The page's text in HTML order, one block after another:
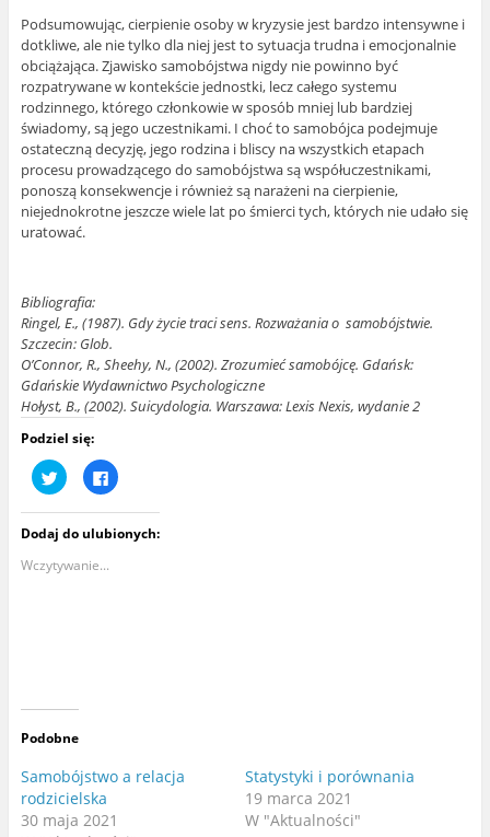
Podsumowując, cierpienie osoby w kryzysie jest bardzo intensywne i
dotkliwe, ale nie tylko dla niej jest to sytuacja trudna i emocjonalnie
obciążająca. Zjawisko samobójstwa nigdy nie powinno być
rozpatrywane w kontekście jednostki, lecz całego systemu
rodzinnego, którego członkowie w sposób mniej lub bardziej
świadomy, są jego uczestnikami. I choć to samobójca podejmuje
ostateczną decyzję, jego rodzina i bliscy na wszystkich etapach
procesu prowadzącego do samobójstwa są współuczestnikami,
ponoszą konsekwencje i również są narażeni na cierpienie,
niejednokrotne jeszcze wiele lat po śmierci tych, których nie udało się
uratować.
Bibliografia:
Ringel, E., (1987). Gdy życie traci sens. Rozważania o samobójstwie.
Szczecin: Glob.
O’Connor, R., Sheehy, N., (2002). Zrozumieć samobójcę. Gdańsk:
Gdańskie Wydawnictwo Psychologiczne
Hołyst, B., (2002). Suicydologia. Warszawa: Lexis Nexis, wydanie 2
Podziel się:
U
d
s
ę
n
i
r
e
(
t
w
i
e
r
K
l
k
n
i
F
a
e
b
Dodaj do ulubionych:
Wczytywanie...
Podobne
Samobójstwo a relacja
rodzicielska
30 maja 2021
Statystyki i porównania
19 marca 2021
W "Aktualności"